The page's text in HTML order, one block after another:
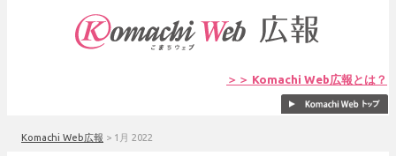
＞＞ Komachi Web広報とは？
Komachi Web広報 > 1月 2022